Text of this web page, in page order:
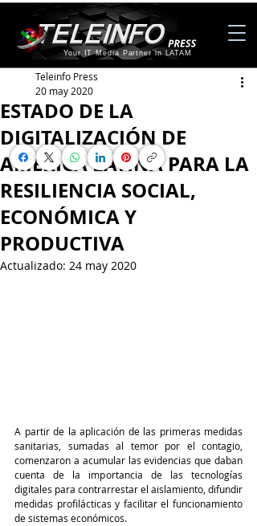
Your IT Media Partner in LATAM
ESTADO DE LA
DIGITALIZACIÓN DE
AMÉRICA LATINA PARA LA
RESILIENCIA SOCIAL,
ECONÓMICA Y
PRODUCTIVA
Teleinfo Press
20 may 2020
Actualizado: 24 may 2020
A partir de la aplicación de las primeras medidas
sanitarias, sumadas al temor por el contagio,
comenzaron a acumular las evidencias que daban
cuenta de la importancia de las tecnologías
digitales para contrarrestar el aislamiento, difundir
medidas profilácticas y facilitar el funcionamiento
de sistemas económicos.